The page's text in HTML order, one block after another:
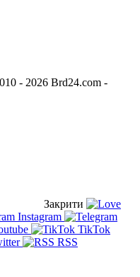
- 2026 Brd24.com -
Закрити
Instagram
TikTok
RSS